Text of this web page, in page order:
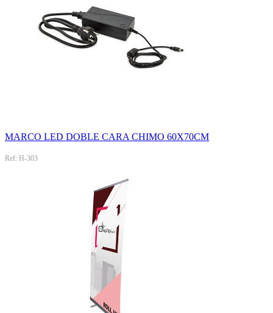
MARCO LED DOBLE CARA CHIMO 60X70CM
Ref: H-303